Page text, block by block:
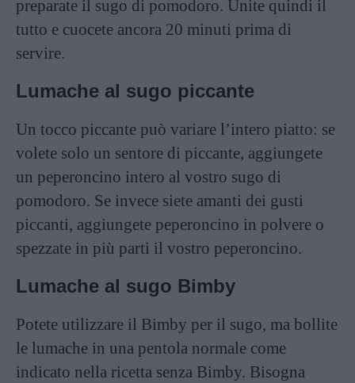
preparate il sugo di pomodoro. Unite quindi il
tutto e cuocete ancora 20 minuti prima di
servire.
Lumache al sugo piccante
Un tocco piccante può variare l’intero piatto: se
volete solo un sentore di piccante, aggiungete
un peperoncino intero al vostro sugo di
pomodoro. Se invece siete amanti dei gusti
piccanti, aggiungete peperoncino in polvere o
spezzate in più parti il vostro peperoncino.
Lumache al sugo Bimby
Potete utilizzare il Bimby per il sugo, ma bollite
le lumache in una pentola normale come
indicato nella ricetta senza Bimby. Bisogna